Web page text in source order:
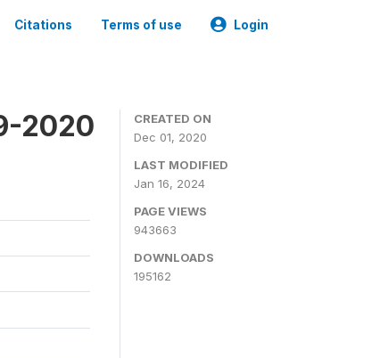
Citations Terms of use Login
2020
CREATED ON
Dec 01, 2020
LAST MODIFIED
Jan 16, 2024
PAGE VIEWS
943663
DOWNLOADS
195162